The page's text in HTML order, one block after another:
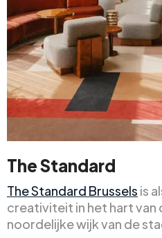
The Standard
The Standard Brussels is
creativiteit in het hart van
noordelijke wijk van de